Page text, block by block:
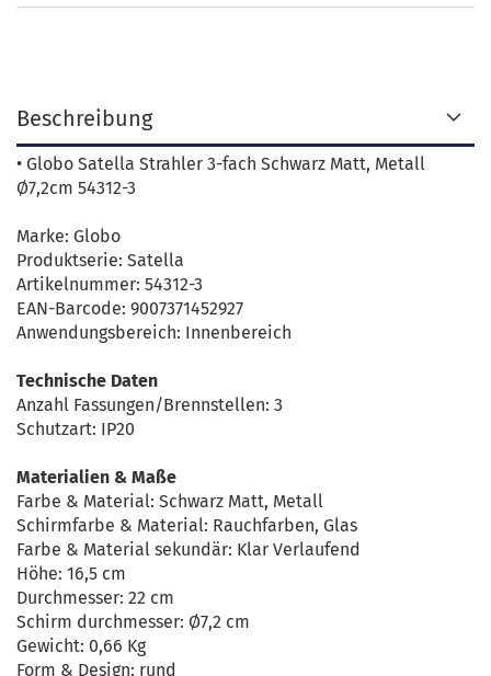
Beschreibung
• Globo Satella Strahler 3-fach Schwarz Matt, Metall
Ø7,2cm 54312-3
Marke: Globo
Produktserie: Satella
Artikelnummer: 54312-3
EAN-Barcode: 9007371452927
Anwendungsbereich: Innenbereich
Technische Daten
Anzahl Fassungen/Brennstellen: 3
Schutzart: IP20
Materialien & Maße
Farbe & Material: Schwarz Matt, Metall
Schirmfarbe & Material: Rauchfarben, Glas
Farbe & Material sekundär: Klar Verlaufend
Höhe: 16,5 cm
Durchmesser: 22 cm
Schirm durchmesser: Ø7,2 cm
Gewicht: 0,66 Kg
Form & Design: rund